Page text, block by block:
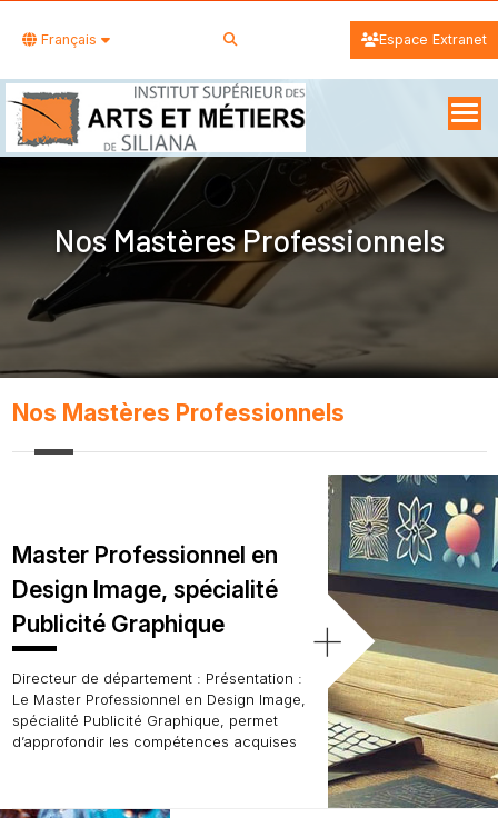
Français Espace Extranet
Nos Mastères Professionnels
Nos Mastères Professionnels
Master Professionnel en
Design Image, spécialité
Publicité Graphique
Directeur de département : Présentation :
Le Master Professionnel en Design Image,
spécialité Publicité Graphique, permet
d’approfondir les compétences acquises
+